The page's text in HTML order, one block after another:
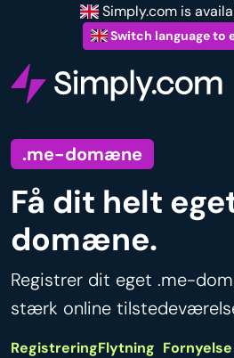
Simply.com is
Switch language to
.me-domæne
Få dit helt
domæne.
Registrer dit eget .me-
stærk online
RegistreringFlytning Fornyelse